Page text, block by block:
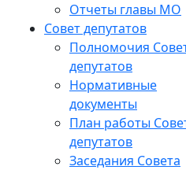
Отчеты главы МО
Совет депутатов
Полномочия
депутатов
Нормативные
документы
План работы
депутатов
Заседания Cовета